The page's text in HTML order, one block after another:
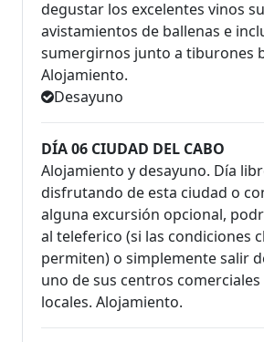
degustar los excelentes vinos
avistamientos de ballenas e
sumergirnos junto a tiburones
Alojamiento.
Desayuno
DÍA 06 CIUDAD DEL CABO
Alojamiento y desayuno. Día
disfrutando de esta ciudad o
alguna excursión opcional,
al teleferico (si las condiciones
permiten) o simplemente salir
uno de sus centros
locales. Alojamiento.